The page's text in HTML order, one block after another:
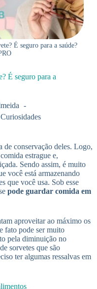
É seguro para a saúde?
É seguro para a
Curiosidades
conservação deles. Logo,
estrague e,
Sendo assim, é muito
você está armazenando
que você usa. Sob esse
pode guardar comida em
aproveitar ao máximo os
fato pode ser muito
pela diminuição no
sorvetes que são
ter algumas ressalvas em